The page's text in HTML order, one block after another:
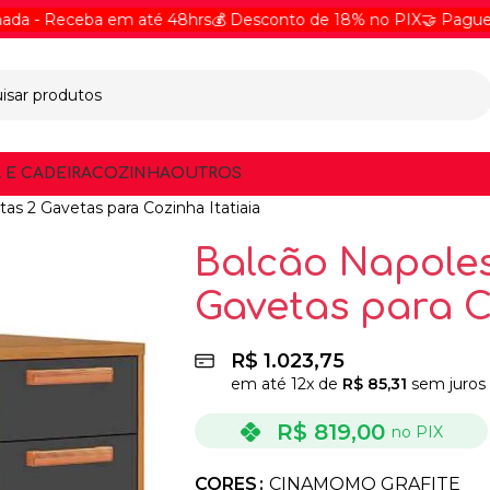
em até 48hrs💰 Desconto de 18% no PIX🤝 Pague
E CADEIRACOZINHAOUTROS
2 Gavetas para Cozinha Itatiaia
Balcão
Gavetas para
R$ 1.023,75
em até 12x de R$85,31 sem juros
R$ 819,00 no PIX
CORES CINAMOMO GRAFITE